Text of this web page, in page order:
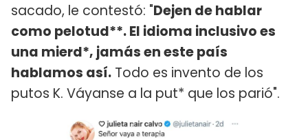
sacado, le contestó: "Dejen de hablar
como pelotud**. El idioma inclusivo es
una mierd*, jamás en este país
hablamos así. Todo es invento de los
putos K. Váyanse a la put* que los parió".